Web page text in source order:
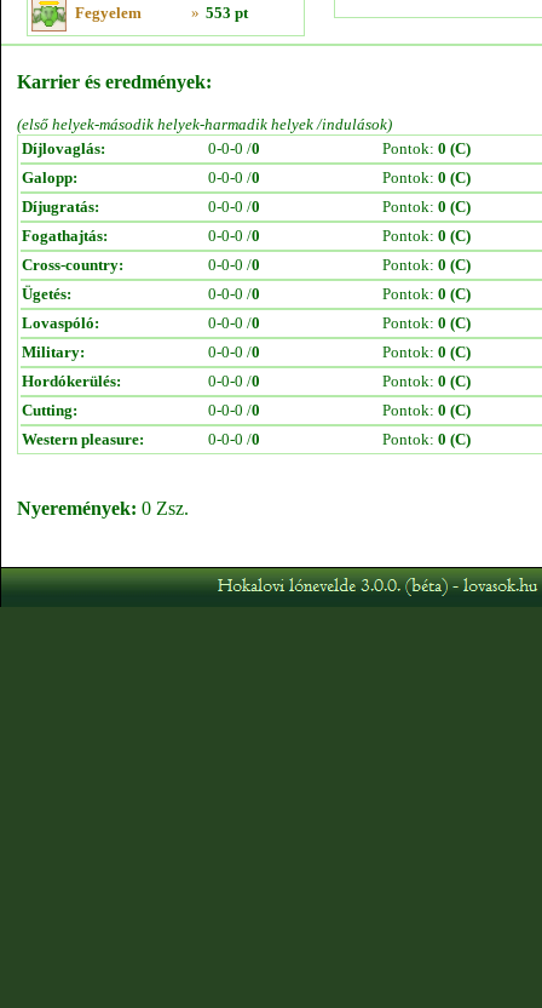
Fegyelem » 553 pt
Karrier és eredmények:
(első helyek-második helyek-harmadik helyek /indulások)
Díjlovaglás:
0-0-0 /0 Pontok: 0 (C)
Galopp:
0-0-0 /0 Pontok: 0 (C)
Díjugratás:
0-0-0 /0 Pontok: 0 (C)
Fogathajtás:
0-0-0 /0 Pontok: 0 (C)
Cross-country:
0-0-0 /0 Pontok: 0 (C)
Ügetés:
0-0-0 /0 Pontok: 0 (C)
Lovaspóló:
0-0-0 /0 Pontok: 0 (C)
Military:
0-0-0 /0 Pontok: 0 (C)
Hordókerülés:
0-0-0 /0 Pontok: 0 (C)
Cutting:
0-0-0 /0 Pontok: 0 (C)
Western pleasure:
0-0-0 /0 Pontok: 0 (C)
Nyeremények: 0 Zsz.